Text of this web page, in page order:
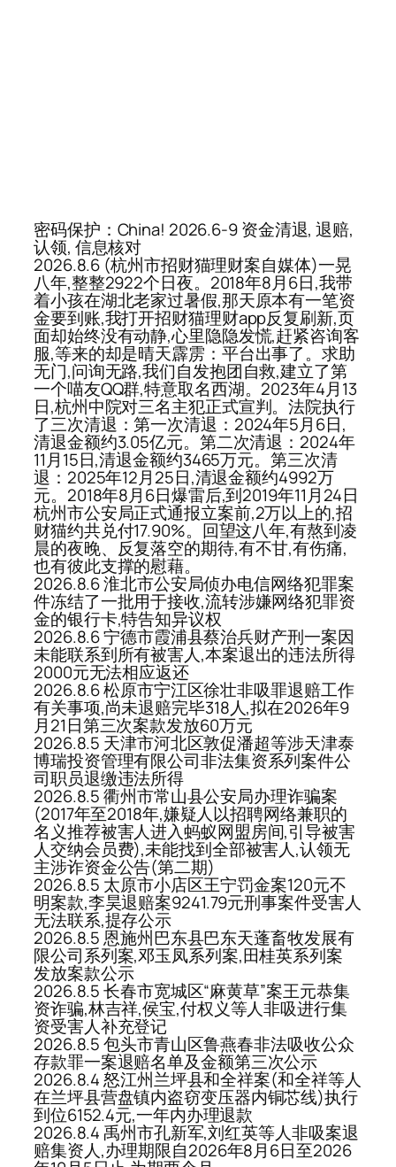
密码保护：China! 2026.6-9 资金清退, 退赔,
认领, 信息核对
2026.8.6 (杭州市招财猫理财案自媒体)一晃
八年,整整2922个日夜。2018年8月6日,我带
着小孩在湖北老家过暑假,那天原本有一笔资
金要到账,我打开招财猫理财app反复刷新,页
面却始终没有动静,心里隐隐发慌,赶紧咨询客
服,等来的却是晴天霹雳：平台出事了。求助
无门,问询无路,我们自发抱团自救,建立了第
一个喵友QQ群,特意取名西湖。2023年4月13
日,杭州中院对三名主犯正式宣判。法院执行
了三次清退：第一次清退：2024年5月6日,
清退金额约3.05亿元。第二次清退：2024年
11月15日,清退金额约3465万元。第三次清
退：2025年12月25日,清退金额约4992万
元。2018年8月6日爆雷后,到2019年11月24日
杭州市公安局正式通报立案前,2万以上的,招
财猫约共兑付17.90%。回望这八年,有熬到凌
晨的夜晚、反复落空的期待,有不甘,有伤痛,
也有彼此支撑的慰藉。
2026.8.6 淮北市公安局侦办电信网络犯罪案
件冻结了一批用于接收,流转涉嫌网络犯罪资
金的银行卡,特告知异议权
2026.8.6 宁德市霞浦县蔡治兵财产刑一案因
未能联系到所有被害人,本案退出的违法所得
2000元无法相应返还
2026.8.6 松原市宁江区徐壮非吸罪退赔工作
有关事项,尚未退赔完毕318人,拟在2026年9
月21日第三次案款发放60万元
2026.8.5 天津市河北区敦促潘超等涉天津泰
博瑞投资管理有限公司非法集资系列案件公
司职员退缴违法所得
2026.8.5 衢州市常山县公安局办理诈骗案
(2017年至2018年,嫌疑人以招聘网络兼职的
名义推荐被害人进入蚂蚁网盟房间,引导被害
人交纳会员费),未能找到全部被害人,认领无
主涉诈资金公告(第二期)
2026.8.5 太原市小店区王宁罚金案120元不
明案款,李昊退赔案9241.79元刑事案件受害人
无法联系,提存公示
2026.8.5 恩施州巴东县巴东天蓬畜牧发展有
限公司系列案,邓玉凤系列案,田桂英系列案
发放案款公示
2026.8.5 长春市宽城区“麻黄草”案王元恭集
资诈骗,林吉祥,侯宝,付权义等人非吸进行集
资受害人补充登记
2026.8.5 包头市青山区鲁燕春非法吸收公众
存款罪一案退赔名单及金额第三次公示
2026.8.4 怒江州兰坪县和全祥案(和全祥等人
在兰坪县营盘镇内盗窃变压器内铜芯线)执行
到位6152.4元,一年内办理退款
2026.8.4 禹州市孔新军,刘红英等人非吸案退
赔集资人,办理期限自2026年8月6日至2026